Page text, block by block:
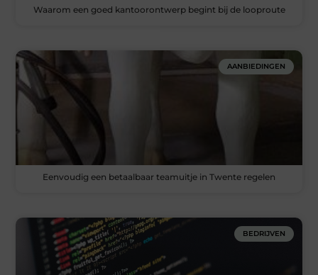
Waarom een goed kantoorontwerp begint bij de looproute
AANBIEDINGEN
Eenvoudig een betaalbaar teamuitje in Twente regelen
BEDRIJVEN